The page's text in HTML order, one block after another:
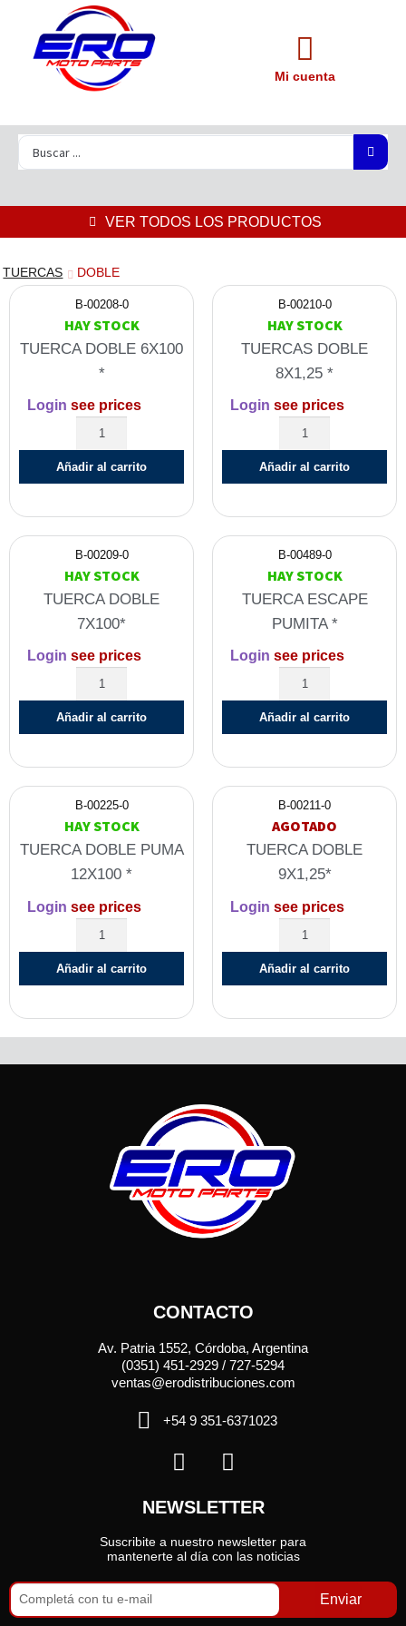
Mi cuenta
VER TODOS LOS PRODUCTOS
TUERCAS DOBLE
B-00208-0
HAY STOCK
TUERCA DOBLE 6X100
*
Login see prices
Añadir al carrito
B-00210-0
HAY STOCK
TUERCAS DOBLE
8X1,25 *
Login see prices
Añadir al carrito
B-00209-0
HAY STOCK
TUERCA DOBLE
7X100*
Login see prices
Añadir al carrito
B-00489-0
HAY STOCK
TUERCA ESCAPE
PUMITA *
Login see prices
Añadir al carrito
B-00225-0
HAY STOCK
TUERCA DOBLE PUMA
12X100 *
Login see prices
Añadir al carrito
B-00211-0
AGOTADO
TUERCA DOBLE
9X1,25*
Login see prices
Añadir al carrito
CONTACTO
Av. Patria 1552, Córdoba, Argentina
(0351) 451-2929 / 727-5294
ventas@erodistribuciones.com
+54 9 351-6371023
NEWSLETTER
Suscribite a nuestro newsletter para
mantenerte al día con las noticias
Enviar